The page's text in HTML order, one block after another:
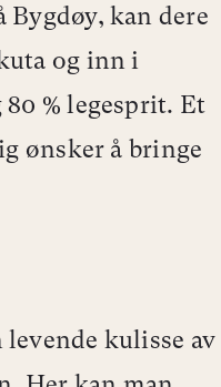
Bygdøy, kan dere
og inn i
% legesprit. Et
ønsker å bringe
kulisse av